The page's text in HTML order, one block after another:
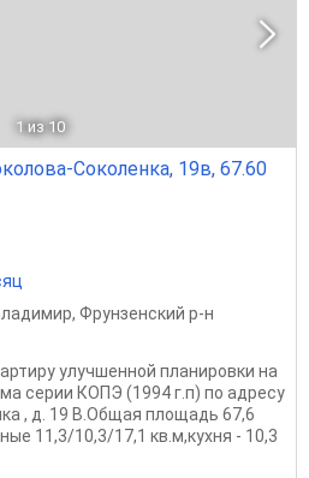
1 из 10
Соколенка, 19в, 67.60
, Фрунзенский р-н
улучшенной планировки на
серии КОПЭ (1994 г.п) по адресу
, д. 19 В.Общая площадь 67,6
11,3/10,3/17,1 кв.м,кухня - 10,3